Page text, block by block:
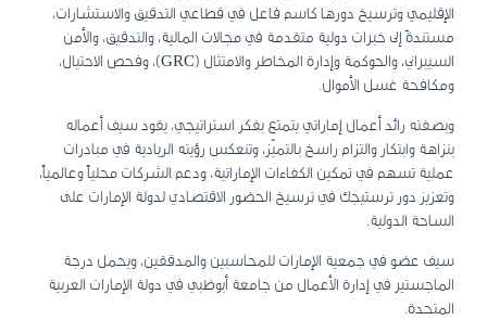
الإقليمي وترسيخ دورها كاسم فاعل في قطاعي التدقيق والاستشارات،
مستندةً إلى خبرات دولية متقدمة في مجالات المالية، والتدقيق، والأمن
السيبراني، والحوكمة وإدارة المخاطر والامتثال (GRC)، وفحص الاحتيال،
ومكافحة غسل الأموال.
وبصفته رائد أعمال إماراتي يتمتع بفكر استراتيجي، يقود سيف أعماله
بنزاهة وابتكار والتزام راسخ بالتميّز، وتنعكس رؤيته الريادية في مبادرات
عملية تسهم في تمكين الكفاءات الإماراتية، ودعم الشركات محلياً وعالمياً،
وتعزيز دور ترستيجك في ترسيخ الحضور الاقتصادي لدولة الإمارات على
الساحة الدولية.
سيف عضو في جمعية الإمارات للمحاسبين والمدققين، ويحمل درجة
الماجستير في إدارة الأعمال من جامعة أبوظبي في دولة الإمارات العربية
المتحدة.